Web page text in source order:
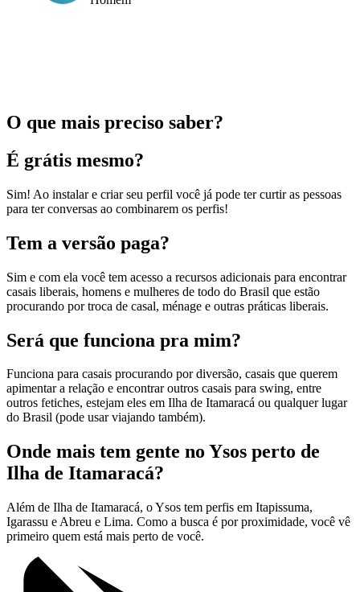
O que mais preciso saber?
É grátis mesmo?
Sim! Ao instalar e criar seu perfil você já pode ter curtir as pessoas
para ter conversas ao combinarem os perfis!
Tem a versão paga?
Sim e com ela você tem acesso a recursos adicionais para encontrar
casais liberais, homens e mulheres de todo do Brasil que estão
procurando por troca de casal, ménage e outras práticas liberais.
Será que funciona pra mim?
Funciona para casais procurando por diversão, casais que querem
apimentar a relação e encontrar outros casais para swing, entre
outros fetiches, estejam eles em Ilha de Itamaracá ou qualquer lugar
do Brasil (pode usar viajando também).
Onde mais tem gente no Ysos perto de
Ilha de Itamaracá?
Além de Ilha de Itamaracá, o Ysos tem perfis em Itapissuma,
Igarassu e Abreu e Lima. Como a busca é por proximidade, você vê
primeiro quem está mais perto de você.